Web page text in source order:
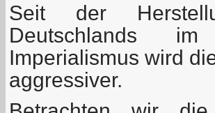
Seit der
Deutschlands
Imperialismus wird
aggressiver.